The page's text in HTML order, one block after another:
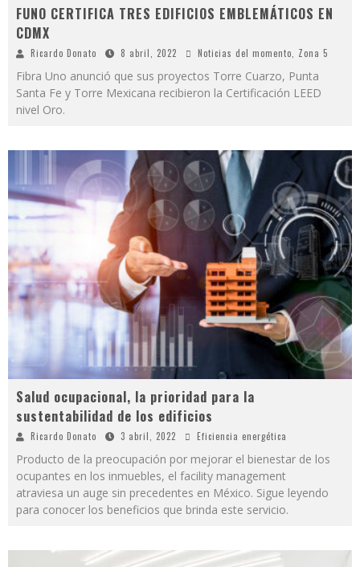
FUNO CERTIFICA TRES EDIFICIOS EMBLEMÁTICOS EN
CDMX
Ricardo Donato 8 abril, 2022 Noticias del momento Zona 5
Fibra Uno anunció que sus proyectos Torre Cuarzo, Punta
Santa Fe y Torre Mexicana recibieron la Certificación LEED
nivel Oro.
Salud ocupacional, la prioridad para la
sustentabilidad de los edificios
Ricardo Donato 3 abril, 2022 Eficiencia energética
Producto de la preocupación por mejorar el bienestar de los
ocupantes en los inmuebles, el facility management
atraviesa un auge sin precedentes en México. Sigue leyendo
para conocer los beneficios que brinda este servicio.